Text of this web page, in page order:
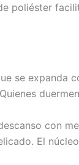
poliéster
se expanda
con
El